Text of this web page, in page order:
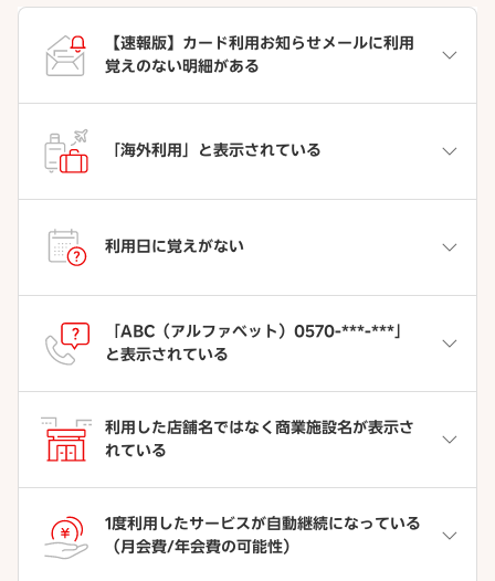
【速報版】カード利用お知らせメールに利用
覚えのない明細がある
「海外利用」と表示されている
利用日に覚えがない
「ABC（アルファベット）0570-***-***」
と表示されている
利用した店舗名ではなく商業施設名が表示さ
れている
1度利用したサービスが自動継続になっている
（月会費/年会費の可能性）